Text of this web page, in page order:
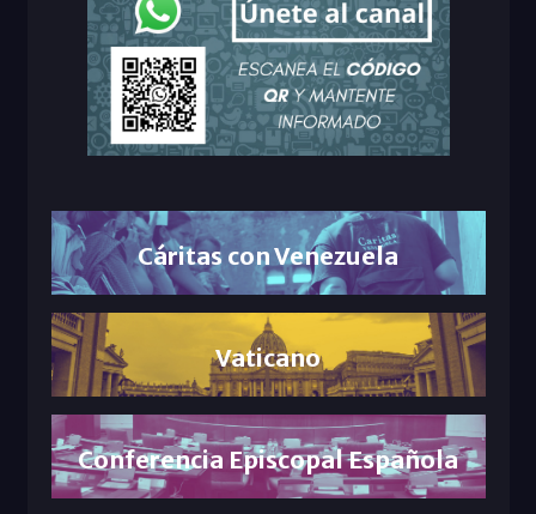
Cáritas con Venezuela
Vaticano
Conferencia Episcopal Española